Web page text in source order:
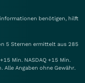
benötigen, hilft
5 Sternen ermittelt aus 285
Min. NASDAQ +15 Min.
Alle Angaben ohne Gewähr.